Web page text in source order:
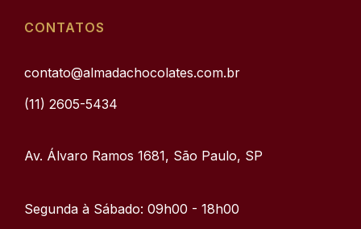
CONTATOS
contato@almadachocolates.com.br
(11) 2605-5434
Av. Álvaro Ramos 1681, São Paulo, SP
Segunda à Sábado: 09h00 - 18h00